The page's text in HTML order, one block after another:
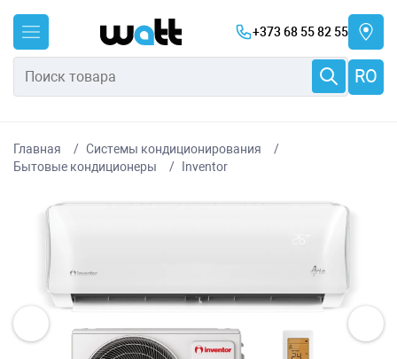
+373 68 55 82 55
RO
Главная
Системы кондиционирования
Бытовые кондиционеры
Inventor